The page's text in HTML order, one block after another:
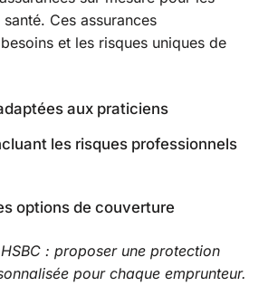
Ces assurances
et les risques uniques de
aux praticiens
les risques professionnels
options de couverture
: proposer une protection
pour chaque emprunteur.